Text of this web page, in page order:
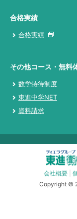
合格実績
合格実績
その他コース・無料
数学特待制度
東進中学NET
資料請求
会社概要
Copyright ©